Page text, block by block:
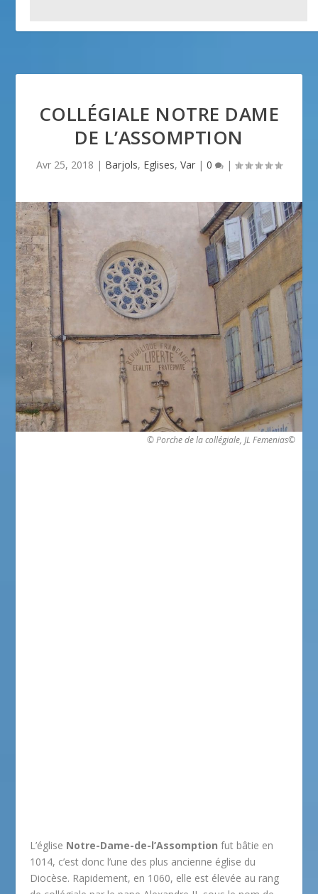
COLLÉGIALE NOTRE DAME
DE L’ASSOMPTION
Avr 25, 2018 | Barjols, Eglises, Var | 0 |
© Porche de la collégiale, JL Femenias©
L’église Notre-Dame-de-l’Assomption fut bâtie en
1014, c’est donc l’une des plus ancienne église du
Diocèse. Rapidement, en 1060, elle est élevée au rang